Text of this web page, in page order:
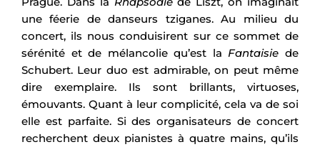
une féerie de danseurs tziganes. Au milieu du
concert, ils nous conduisirent sur ce sommet de
sérénité et de mélancolie qu’est la Fantaisie de
Schubert. Leur duo est admirable, on peut même
dire exemplaire. Ils sont brillants, virtuoses,
émouvants. Quant à leur complicité, cela va de soi
elle est parfaite. Si des organisateurs de concert
recherchent deux pianistes à quatre mains, qu’ils